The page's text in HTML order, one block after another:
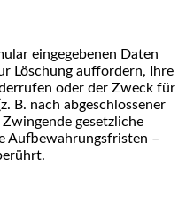
eingegebenen Daten
Löschung auffordern, Ihre
oder der Zweck für
B. nach abgeschlossener
gesetzliche
Aufbewahrungsfristen –